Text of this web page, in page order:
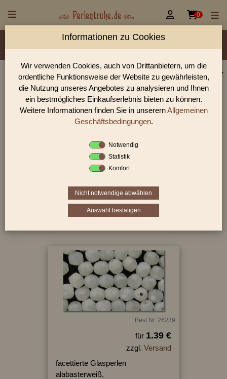
 0
Material/Glassorte Sorte/Form Farbe
Größen
Lochdurchmesser
Glasperlen, Rocailles, Holzperlen & Steinperlen |
Perlentruhe
Glasperlen, Rocailles und Preciosa Perlen aus Gablonz.
Entdecke Table-Cut-Perlen, gedrückte Perlen und antike
Sie befinden sich in folgender Kategorie:
Best.Nr.:26239
für 1.39 €
zzgl. Versand
facettierte Glasperlen
alabasterweiß,
Informationen zu Cookies
Wir verwenden Cookies, auch von Drittanbietern, um die
ordentliche Funktionsweise der Website zu gewährleisten,
die Nutzung unseres Angebotes zu analysieren und Ihnen
ein bestmögliches Einkaufserlebnis bieten zu können.
Weitere Informationen finden Sie in unserernAllgemeinen
Geschäftsbedingungen.
Notwendig
Statistik
Komfort
Nicht notwendige abwählen
Auswahl bestätigen